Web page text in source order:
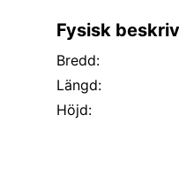
Fysisk
Bredd:
Längd:
Höjd: